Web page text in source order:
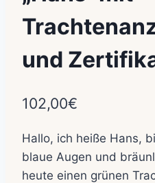
und
102,00€
Hallo, ich heiße Hans,
blaue Augen und
heute einen grünen